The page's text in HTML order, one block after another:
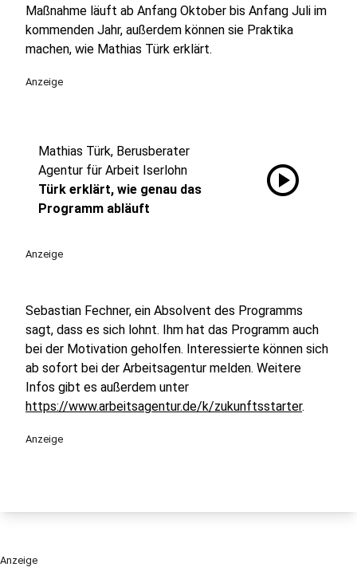
Maßnahme läuft ab Anfang Oktober bis Anfang Juli im
kommenden Jahr, außerdem können sie Praktika
machen, wie Mathias Türk erklärt.
Anzeige
Mathias Türk, Berusberater
Agentur für Arbeit Iserlohn
Türk erklärt, wie genau das
Programm abläuft
play_circle
Anzeige
Sebastian Fechner, ein Absolvent des Programms
sagt, dass es sich lohnt. Ihm hat das Programm auch
bei der Motivation geholfen. Interessierte können sich
ab sofort bei der Arbeitsagentur melden. Weitere
Infos gibt es außerdem unter
https://www.arbeitsagentur.de/k/zukunftsstarter.
Anzeige
Anzeige